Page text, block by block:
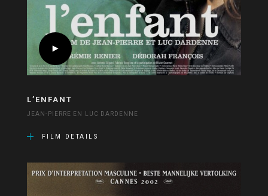
L’ENFANT
JEAN-PIERRE EN LUC DARDENNE
FILM DETAILS